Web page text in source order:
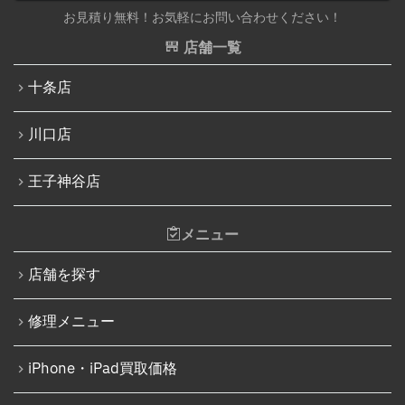
お見積り無料！お気軽にお問い合わせください！
店舗一覧
十条店
川口店
王子神谷店
メニュー
店舗を探す
修理メニュー
iPhone・iPad買取価格